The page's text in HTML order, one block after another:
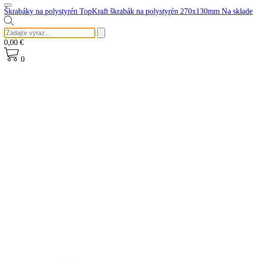
Škrabáky na polystyrén TopKraft škrabák na polystyrén 270x130mm Na sklade
0,00 €
0